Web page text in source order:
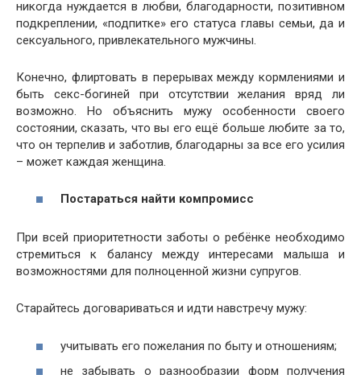
никогда нуждается в любви, благодарности, позитивном
подкреплении, «подпитке» его статуса главы семьи, да и
сексуального, привлекательного мужчины.
Конечно, флиртовать в перерывах между кормлениями и
быть секс-богиней при отсутствии желания вряд ли
возможно. Но объяснить мужу особенности своего
состоянии, сказать, что вы его ещё больше любите за то,
что он терпелив и заботлив, благодарны за все его усилия
– может каждая женщина.
Постараться найти компромисс
При всей приоритетности заботы о ребёнке необходимо
стремиться к балансу между интересами малыша и
возможностями для полноценной жизни супругов.
Старайтесь договариваться и идти навстречу мужу:
учитывать его пожелания по быту и отношениям;
не забывать о разнообразии форм получения